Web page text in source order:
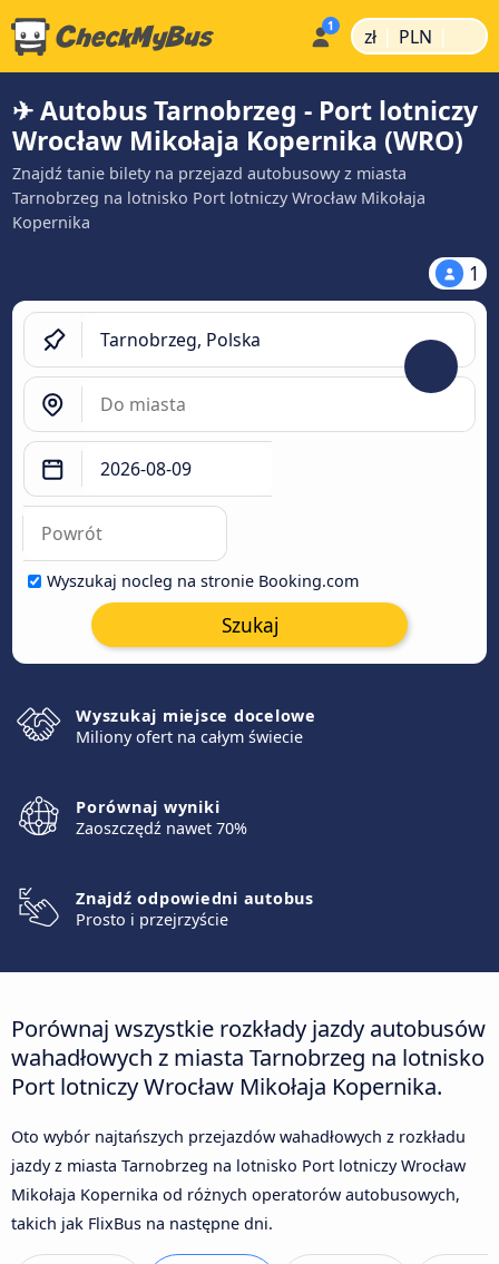
zł | PLN |
✈ Autobus Tarnobrzeg - Port lotniczy
Wrocław Mikołaja Kopernika (WRO)
Znajdź tanie bilety na przejazd autobusowy z miasta
Tarnobrzeg na lotnisko Port lotniczy Wrocław Mikołaja
Kopernika
1
Wyszukaj nocleg na stronie Booking.com
Szukaj
Wyszukaj miejsce docelowe
Miliony ofert na całym świecie
Porównaj wyniki
Zaoszczędź nawet 70%
Znajdź odpowiedni autobus
Prosto i przejrzyście
Porównaj wszystkie rozkłady jazdy autobusów
wahadłowych z miasta Tarnobrzeg na lotnisko
Port lotniczy Wrocław Mikołaja Kopernika.
Oto wybór najtańszych przejazdów wahadłowych z rozkładu
jazdy z miasta Tarnobrzeg na lotnisko Port lotniczy Wrocław
Mikołaja Kopernika od różnych operatorów autobusowych,
takich jak FlixBus na następne dni.